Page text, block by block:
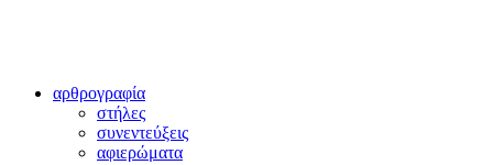
αρθρογραφία
στήλες
συνεντεύξεις
αφιερώματα